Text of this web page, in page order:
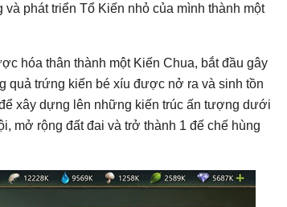
phát triển Tổ Kiến nhỏ của mình thành một
hóa thân thành một Kiến Chua, bắt đầu gây
quả trứng kiến bé xíu được nở ra và sinh tồn
xây dựng lên những kiến trúc ấn tượng dưới
mở rộng đất đai và trở thành 1 đế chế hùng